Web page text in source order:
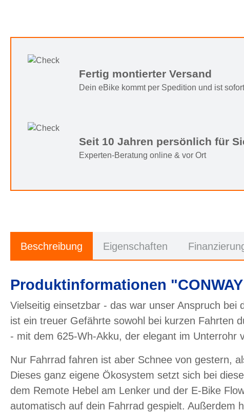
Fertig montierter Versand
Dein eBike kommt per Spedition und ist
Seit 10 Jahren persönlich für
Experten-Beratung online & vor Ort
Beschreibung Eigenschaften
Produktinformationen
Vielseitig einsetzbar - das war unser Anspruch
ist ein treuer Gefährte sowohl bei kurzen Fahrten
- mit dem 625-Wh-Akku, der elegant im Unterrohr
Nur Fahrrad fahren ist aber Schnee von gestern,
Dieses ganz eigene Ökosystem setzt sich bei
dem Remote Hebel am Lenker und der E-Bike
automatisch auf dein Fahrrad gespielt. Außerdem